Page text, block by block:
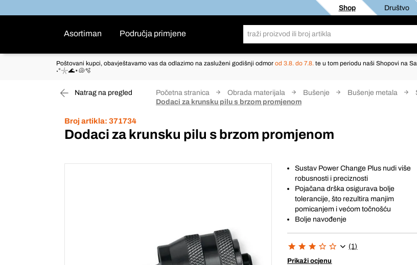
Shop Društvo
Asortiman Područja primjene
Poštovani kupci, obavještavamo vas da odlazimo na zasluženi godišnji odmor od 3.8. do 7.8. te u tom periodu naši Shopovi na
˖°𓇼🌊⋆🐚🫧
Natrag na pregled Početna stranica Obrada materijala Bušenje Bušenje metala
Dodaci za krunsku pilu s brzom promjenom
Broj artikla: 371734
Dodaci za krunsku pilu s brzom promjenom
Sustav Power Change Plus nudi više
robusnosti i preciznosti
Pojačana drška osigurava bolje
tolerancije, što rezultira manjim
pomicanjem i većom točnošću
Bolje navođenje
(1)
Prikaži ocjenu